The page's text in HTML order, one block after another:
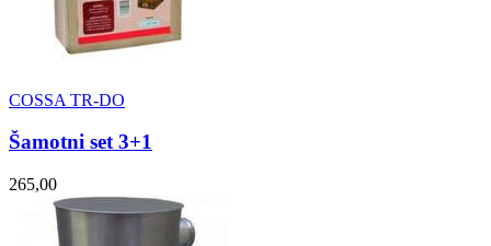
COSSA TR-DO
Šamotni set 3+1
265,00